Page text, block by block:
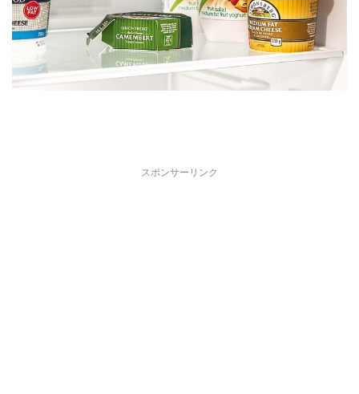
スポンサーリンク